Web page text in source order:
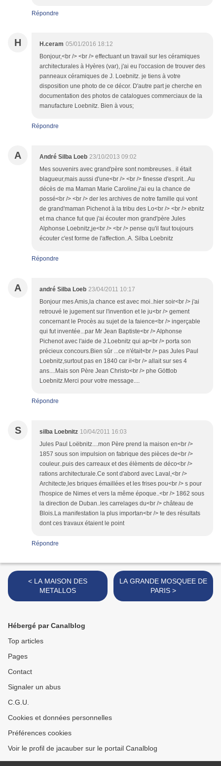
Répondre
H H.ceram 05/01/2016 18:12
Bonjour,<br /> <br /> effectuant un travail sur les céramiques
architecturales à Hyères (var), j'ai eu l'occasion de trouver des
panneaux céramiques de J. Loebnitz. je tiens à votre
disposition une photo de ce décor. D'autre part je cherche en
documentation des photos de catalogues commerciaux de la
manufacture Loebnitz. Bien à vous;
Répondre
A André Silba Loeb 23/10/2013 09:02
Mes souvenirs avec grand'père sont nombreuses.. il était
blagueur,mais aussi d'une<br /> <br /> finesse d'esprit...Au
décès de ma Maman Marie Caroline,j'ai eu la chance de
possé<br /> <br /> der les archives de notre famille qui vont
de grand'maman Pichenot à la tribu des Lo<br /> <br /> ebnitz
et ma chance fut que j'ai écouter mon grand'père Jules
Alphonse Loebnitz,je<br /> <br /> pense qu'il faut toujours
écouter c'est forme de l'affection..A. Silba Loebnitz
Répondre
A andré Silba Loeb 23/04/2011 10:17
Bonjour mes Amis,la chance est avec moi..hier soir<br /> j'ai
retrouvé le jugement sur l'invention et le ju<br /> gement
concernant le Procès au sujet de la faience<br /> ingerçable
qui fut inventée...par Mr Jean Baptiste<br /> Alphonse
Pichenot avec l'aide de J.Loebnitz qui ap<br /> porta son
précieux concours.Bien sûr ...ce n'était<br /> pas Jules Paul
Loebnitz,surtout pas en 1840 car il<br /> allait sur ses 4
ans....Mais son Père Jean Christo<br /> phe Göttlob
Loebnitz.Merci pour votre message....
Répondre
S silba Loebnitz 10/04/2011 16:03
Jules Paul Loëbnitz....mon Père prend la maison en<br />
1857 sous son impulsion on fabrique des pièces de<br />
couleur..puis des carreaux et des élèments de déco<br />
rations architecturale.Ce sont d'abord avec Laval,<br />
Architecte,les briques émaillées et les frises pou<br /> s pour
l'hospice de Nimes et vers la même époque..<br /> 1862 sous
la direction de Duban..les carrelages du<br /> château de
Blois.La manifestation la plus importan<br /> te des résultats
dont ces travaux étaient le point
Répondre
< LA MAISON DES
METALLOS
LA GRANDE MOSQUEE DE
PARIS >
Hébergé par Canalblog
Top articles
Pages
Contact
Signaler un abus
C.G.U.
Cookies et données personnelles
Préférences cookies
Voir le profil de jacauber sur le portail Canalblog